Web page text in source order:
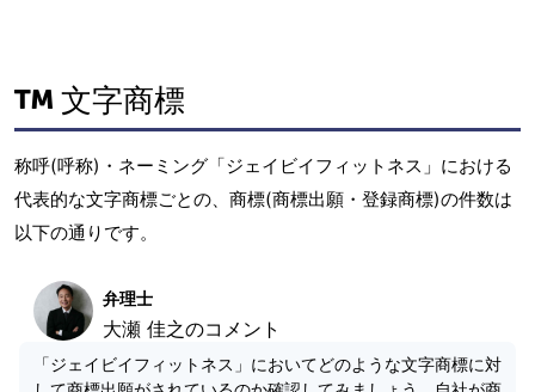
文字商標
称呼(呼称)・ネーミング「ジェイビイフィットネス」における
代表的な文字商標ごとの、商標(商標出願・登録商標)の件数は
以下の通りです。
弁理士
大瀬 佳之のコメント
「ジェイビイフィットネス」においてどのような文字商標に対